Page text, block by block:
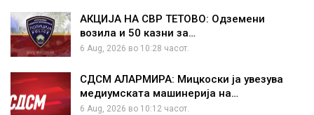
АКЦИЈА НА СВР ТЕТОВО: Одземени
возила и 50 казни за…
6 Aug, 2026 во 10:28 часот.
СДСМ АЛАРМИРА: Мицкоски ја увезува
медиумската машинерија на…
6 Aug, 2026 во 10:12 часот.